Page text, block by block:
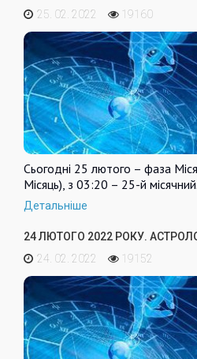
25. 02. 2022
19160
Сьогодні 25 лютого – фаза
Місяць), з 03:20 – 25-й
Детальніше
24 ЛЮТОГО 2022 РОКУ.
24. 02. 2022
19152